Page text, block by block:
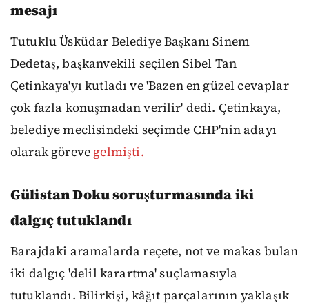
mesajı
Tutuklu Üsküdar Belediye Başkanı Sinem
Dedetaş, başkanvekili seçilen Sibel Tan
Çetinkaya'yı kutladı ve 'Bazen en güzel cevaplar
çok fazla konuşmadan verilir' dedi. Çetinkaya,
belediye meclisindeki seçimde CHP'nin adayı
olarak göreve gelmişti.
Gülistan Doku soruşturmasında iki
dalgıç tutuklandı
Barajdaki aramalarda reçete, not ve makas bulan
iki dalgıç 'delil karartma' suçlamasıyla
tutuklandı. Bilirkişi, kâğıt parçalarının yaklaşık